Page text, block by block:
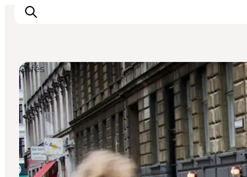
Aktivitäten
Essen und Trinken
Planen
Cafés